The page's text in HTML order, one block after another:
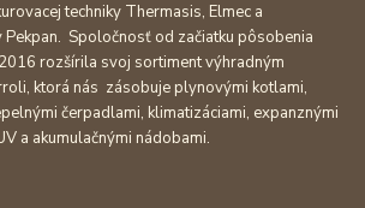
techniky Thermasis, Elmec a
Spoločnosť od začiatku pôsobenia
rozšírila svoj sortiment výhradným
ktorá nás zásobuje plynovými kotlami,
čerpadlami, klimatizáciami, expanznými
a akumulačnými nádobami.